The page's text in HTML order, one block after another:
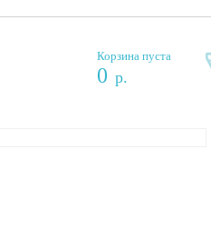
Корзина пуста
0 р.